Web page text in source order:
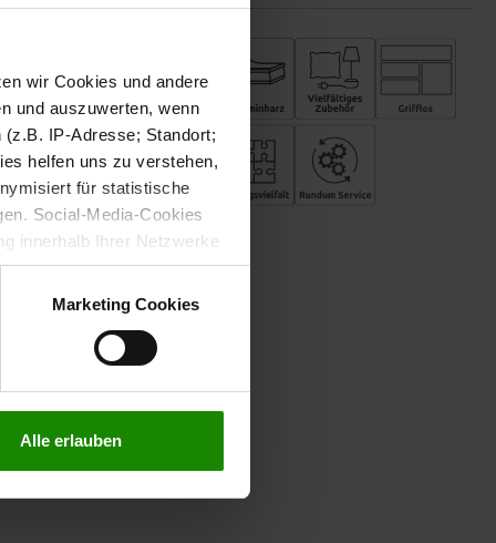
wir Cookies und andere
und auszuwerten, wenn
IP-Adresse; Standort;
helfen uns zu verstehen,
für statistische
Social-Media-Cookies
innerhalb Ihrer Netzwerke
zulassen möchten.
“, wenn Sie mit
Sie bitte unsere
Marketing Cookies
Alle erlauben